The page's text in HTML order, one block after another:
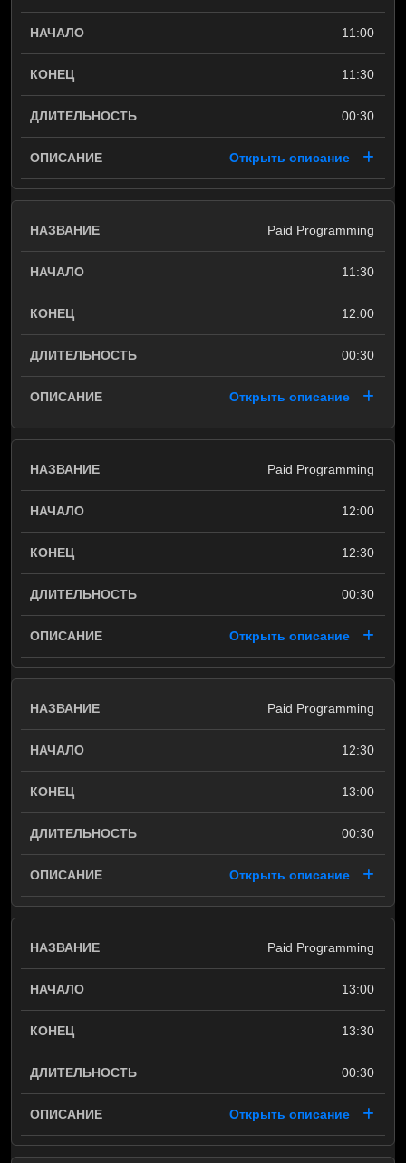
11:00
11:30
00:30
Открыть описание
Paid Programming
11:30
12:00
00:30
Открыть описание
Paid Programming
12:00
12:30
00:30
Открыть описание
Paid Programming
12:30
13:00
00:30
Открыть описание
Paid Programming
13:00
13:30
00:30
Открыть описание